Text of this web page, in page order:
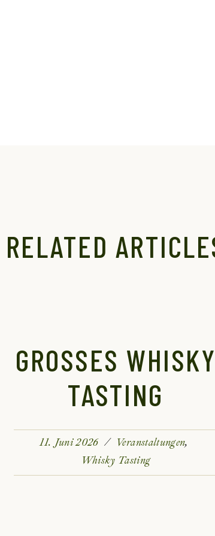
RELATED
GROSSES WHISKY T
ASTING
11. Juni 2026
Veranstaltungen
Whisky Tasting